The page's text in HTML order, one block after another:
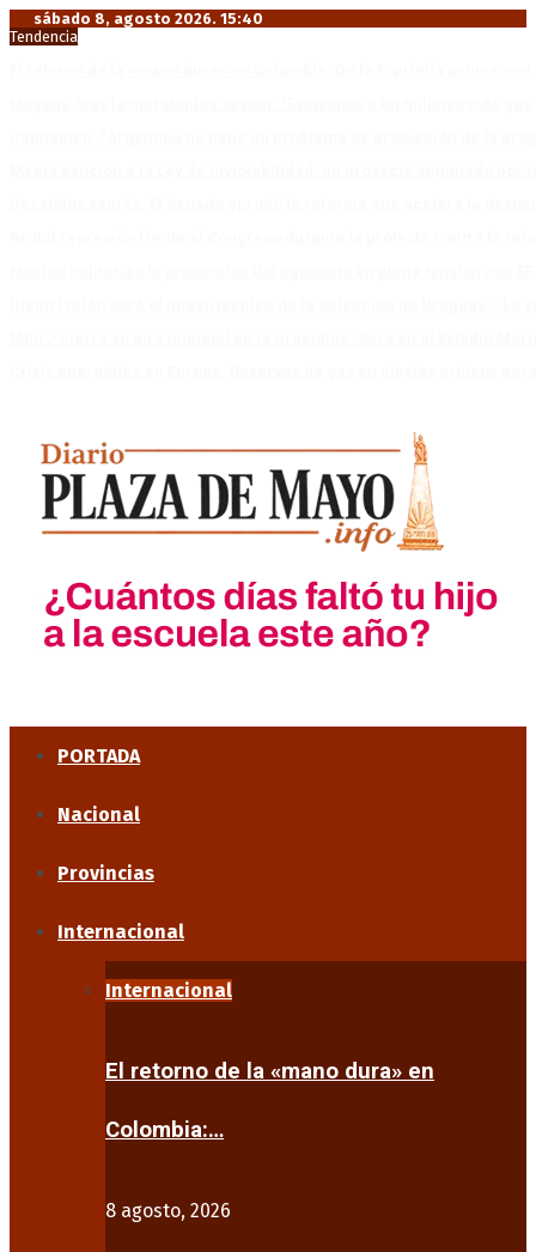
sábado 8, agosto 2026. 15:40
Tendencia
PORTADA
Nacional
Provincias
Internacional
Internacional
El retorno de la «mano dura» en
Colombia:…
8 agosto, 2026